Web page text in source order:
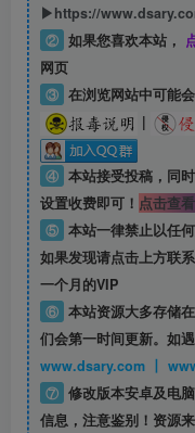
▶https://
② 如果您喜欢本站，
网页
③ 在浏览网站中可能
|
④ 本站接受投稿，同
设置收费即可！ 点击查看
⑤ 本站一律禁止以任
如果发现请点击上方联
一个月的VIP
⑥ 本站资源大多存储
们会第一时间更新。如
⑦ 修改版本安卓及电
信息，注意鉴别！资源